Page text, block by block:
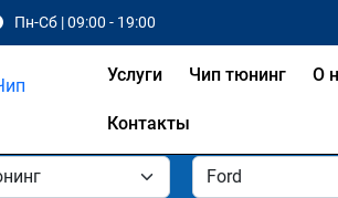
Пн-Сб | 09:00 - 19:00
Услуги Чип тюнинг О
Контакты